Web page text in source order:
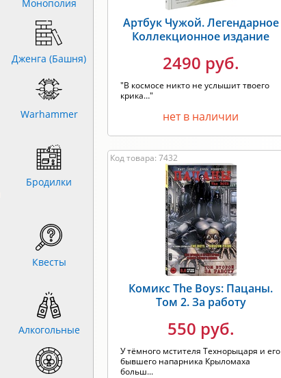
Артбук Чужой. Легендарное
Коллекционное издание
2490 руб.
"В космосе никто не услышит твоего
крика…"
нет в наличии
Код товара: 7432
Комикс The Boys: Пацаны.
Том 2. За работу
550 руб.
У тёмного мстителя Технорыцаря и его
бывшего напарника Крыломаха
больш...
Монополия
Дженга (Башня)
Warhammer
Бродилки
Квесты
Алкогольные